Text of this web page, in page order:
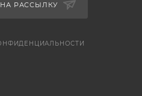
РАССЫЛКУ